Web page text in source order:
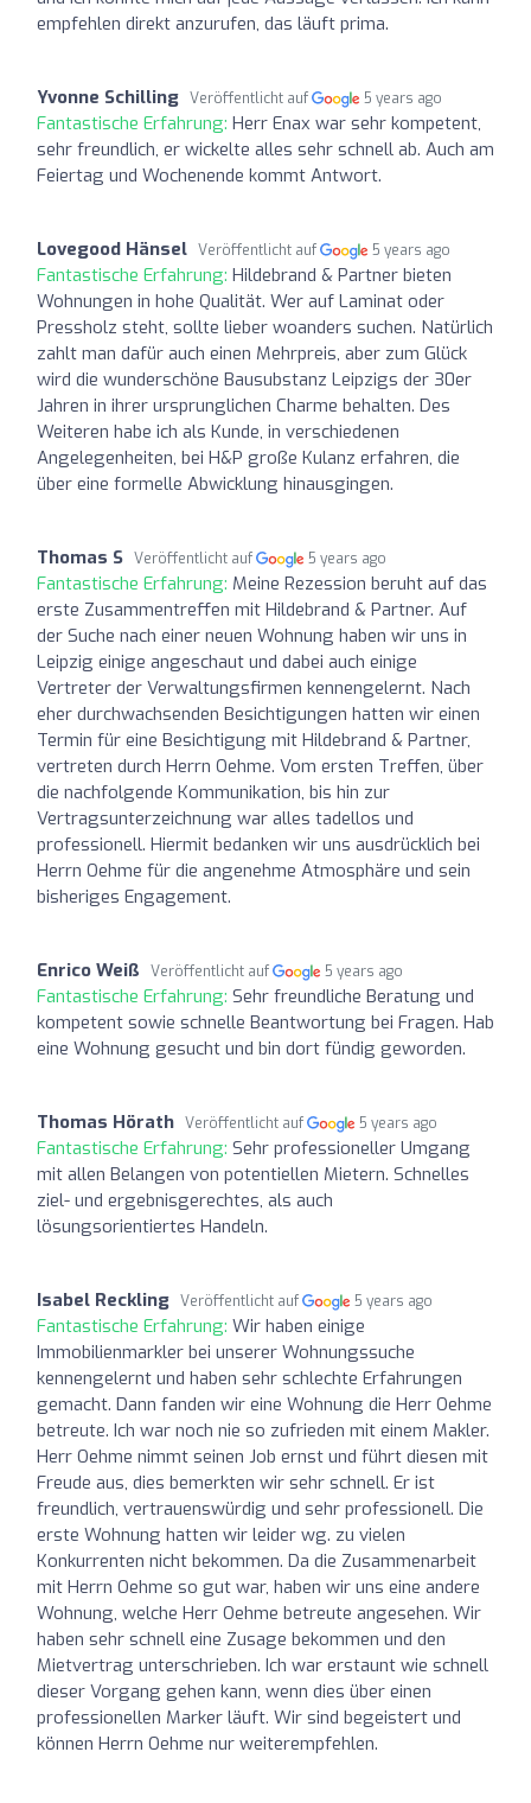
empfehlen direkt anzurufen, das läuft prima.
Yvonne Schilling Veröffentlicht auf 5 years ago
Fantastische Erfahrung: Herr Enax war sehr kompetent,
sehr freundlich, er wickelte alles sehr schnell ab. Auch am
Feiertag und Wochenende kommt Antwort.
Lovegood Hänsel Veröffentlicht auf 5 years ago
Fantastische Erfahrung: Hildebrand & Partner bieten
Wohnungen in hohe Qualität. Wer auf Laminat oder
Pressholz steht, sollte lieber woanders suchen. Natürlich
zahlt man dafür auch einen Mehrpreis, aber zum Glück
wird die wunderschöne Bausubstanz Leipzigs der 30er
Jahren in ihrer ursprunglichen Charme behalten. Des
Weiteren habe ich als Kunde, in verschiedenen
Angelegenheiten, bei H&P große Kulanz erfahren, die
über eine formelle Abwicklung hinausgingen.
Thomas S Veröffentlicht auf 5 years ago
Fantastische Erfahrung: Meine Rezession beruht auf das
erste Zusammentreffen mit Hildebrand & Partner. Auf
der Suche nach einer neuen Wohnung haben wir uns in
Leipzig einige angeschaut und dabei auch einige
Vertreter der Verwaltungsfirmen kennengelernt. Nach
eher durchwachsenden Besichtigungen hatten wir einen
Termin für eine Besichtigung mit Hildebrand & Partner,
vertreten durch Herrn Oehme. Vom ersten Treffen, über
die nachfolgende Kommunikation, bis hin zur
Vertragsunterzeichnung war alles tadellos und
professionell. Hiermit bedanken wir uns ausdrücklich bei
Herrn Oehme für die angenehme Atmosphäre und sein
bisheriges Engagement.
Enrico Weiß Veröffentlicht auf 5 years ago
Fantastische Erfahrung: Sehr freundliche Beratung und
kompetent sowie schnelle Beantwortung bei Fragen. Hab
eine Wohnung gesucht und bin dort fündig geworden.
Thomas Hörath Veröffentlicht auf 5 years ago
Fantastische Erfahrung: Sehr professioneller Umgang
mit allen Belangen von potentiellen Mietern. Schnelles
ziel- und ergebnisgerechtes, als auch
lösungsorientiertes Handeln.
Isabel Reckling Veröffentlicht auf 5 years ago
Fantastische Erfahrung: Wir haben einige
Immobilienmarkler bei unserer Wohnungssuche
kennengelernt und haben sehr schlechte Erfahrungen
gemacht. Dann fanden wir eine Wohnung die Herr Oehme
betreute. Ich war noch nie so zufrieden mit einem Makler.
Herr Oehme nimmt seinen Job ernst und führt diesen mit
Freude aus, dies bemerkten wir sehr schnell. Er ist
freundlich, vertrauenswürdig und sehr professionell. Die
erste Wohnung hatten wir leider wg. zu vielen
Konkurrenten nicht bekommen. Da die Zusammenarbeit
mit Herrn Oehme so gut war, haben wir uns eine andere
Wohnung, welche Herr Oehme betreute angesehen. Wir
haben sehr schnell eine Zusage bekommen und den
Mietvertrag unterschrieben. Ich war erstaunt wie schnell
dieser Vorgang gehen kann, wenn dies über einen
professionellen Marker läuft. Wir sind begeistert und
können Herrn Oehme nur weiterempfehlen.